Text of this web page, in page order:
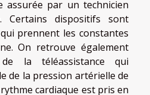
assurée par un technicien
Certains dispositifs sont
prennent les constantes
On retrouve également
la téléassistance qui
de la pression artérielle de
cardiaque est pris en